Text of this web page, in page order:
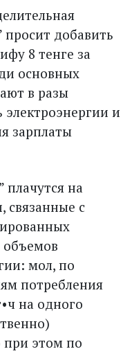
просит добавить
8 тенге за
основных
в разы
и
зарплаты
на
с
объемов
мол, по
потребления
на одного
при этом по